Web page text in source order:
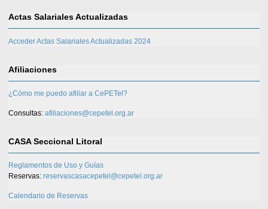
Actas Salariales Actualizadas
Acceder Actas Salariales Actualizadas 2024
Afiliaciones
¿Cómo me puedo afiliar a CePETel?
Consultas: afiliaciones@cepetel.org.ar
CASA Seccional Litoral
Reglamentos de Uso y Guías
Reservas: reservascasacepetel@cepetel.org.ar
Calendario de Reservas